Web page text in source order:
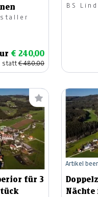
€ 240,00
statt€ 480,00
BS
für 3
Artikel